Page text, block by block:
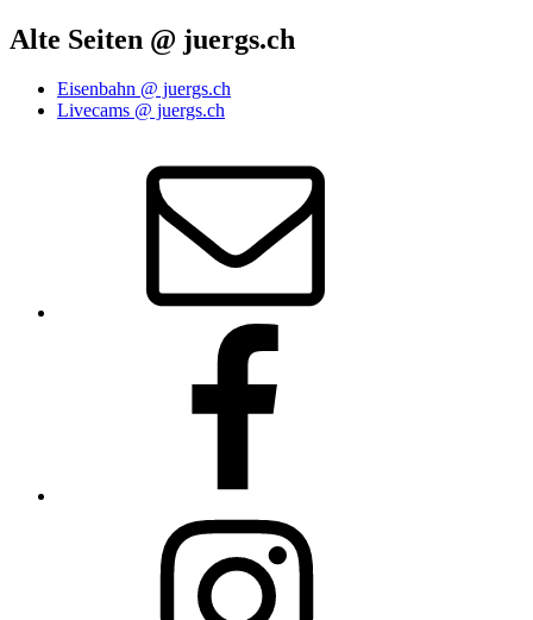
Alte Seiten @ juergs.ch
Eisenbahn @ juergs.ch
Livecams @ juergs.ch